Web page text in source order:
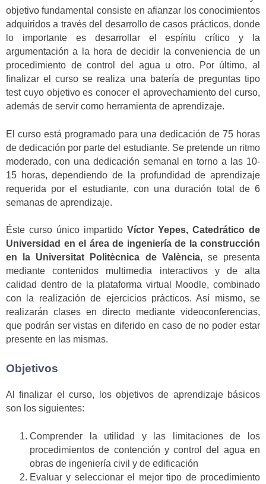
objetivo fundamental consiste en afianzar los conocimientos
adquiridos a través del desarrollo de casos prácticos, donde
lo importante es desarrollar el espíritu crítico y la
argumentación a la hora de decidir la conveniencia de un
procedimiento de control del agua u otro. Por último, al
finalizar el curso se realiza una batería de preguntas tipo
test cuyo objetivo es conocer el aprovechamiento del curso,
además de servir como herramienta de aprendizaje.
El curso está programado para una dedicación de 75 horas
de dedicación por parte del estudiante. Se pretende un ritmo
moderado, con una dedicación semanal en torno a las 10-
15 horas, dependiendo de la profundidad de aprendizaje
requerida por el estudiante, con una duración total de 6
semanas de aprendizaje.
Éste curso único impartido Víctor Yepes, Catedrático de
Universidad en el área de ingeniería de la construcción
en la Universitat Politècnica de València, se presenta
mediante contenidos multimedia interactivos y de alta
calidad dentro de la plataforma virtual Moodle, combinado
con la realización de ejercicios prácticos. Así mismo, se
realizarán clases en directo mediante videoconferencias,
que podrán ser vistas en diferido en caso de no poder estar
presente en las mismas.
Objetivos
Al finalizar el curso, los objetivos de aprendizaje básicos
son los siguientes:
Comprender la utilidad y las limitaciones de los
procedimientos de contención y control del agua en
obras de ingeniería civil y de edificación
Evaluar y seleccionar el mejor tipo de procedimiento